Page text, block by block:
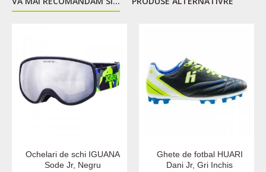
Ochelari de schi IGUANA
Sode Jr, Negru
Ghete de fotbal HUARI
Dani Jr, Gri Inchis